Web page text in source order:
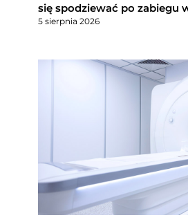
się spodziewać po zabiegu
5 sierpnia 2026